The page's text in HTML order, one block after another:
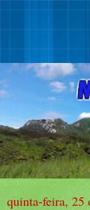
quinta-feira, 25